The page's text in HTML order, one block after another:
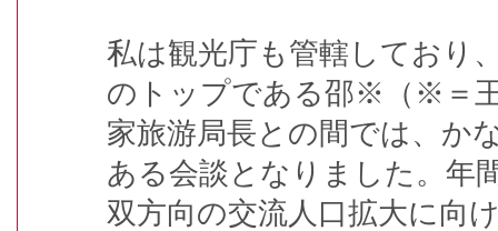
私は観光庁も管轄しており
のトップである邵※（※＝
家旅游局長との間では、か
ある会談となりました。年
双方向の交流人口拡大に向